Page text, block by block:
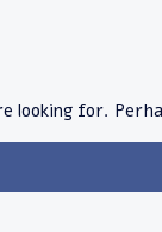
looking for.